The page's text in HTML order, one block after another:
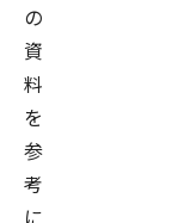
の
資
料
を
参
考